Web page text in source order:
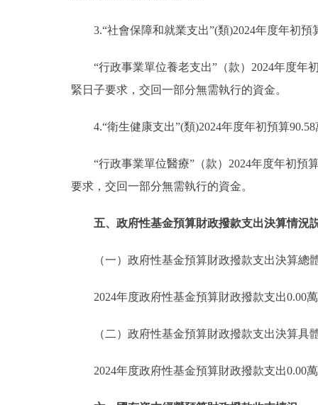
3.“社會保障和就業支出”(類)2024年度年初
“行政事業單位養老支出”（款）2024年度年
緊日子要求，交回一部分無需執行的資金。
4.“衛生健康支出”(類)2024年度年初預算
“行政事業單位醫療”（款）2024年度年初預
要求，交回一部分無需執行的資金。
五、政府性基金預算財政撥款支出決算情況
（一）政府性基金預算財政撥款支出決算總
2024年度政府性基金預算財政撥款支出0.00
（二）政府性基金預算財政撥款支出決算具
2024年度政府性基金預算財政撥款支出0.00